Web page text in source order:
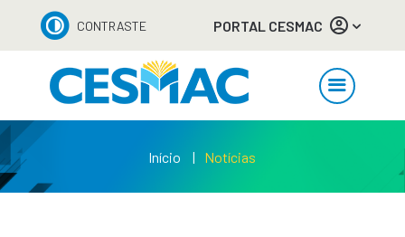
CONTRASTE PORTAL CESMAC
Início Notícias